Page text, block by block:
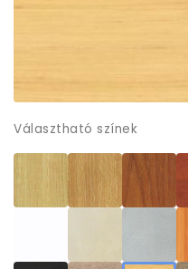
Választható színek